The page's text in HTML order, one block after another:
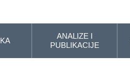
ANALIZE I
PUBLIKACIJE